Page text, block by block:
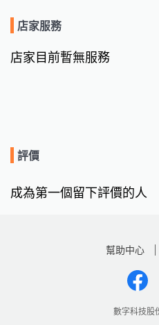
店家服務
店家目前暫無服務
評價
成為第一個留下評價的人
幫助中心
數字科技股